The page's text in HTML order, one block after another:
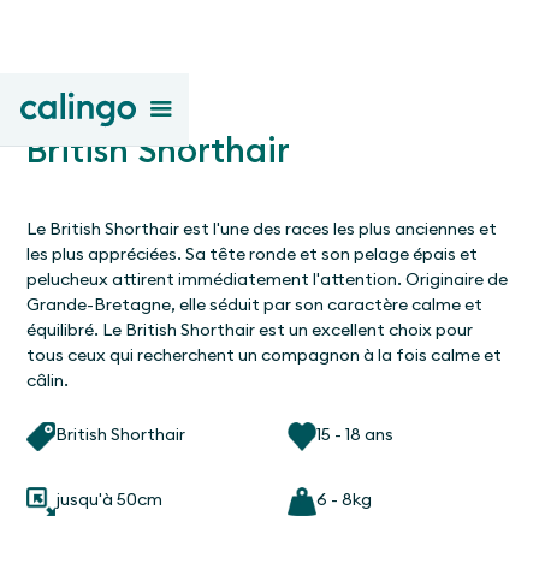
British Shorthair
Le British Shorthair est l'une des races les plus anciennes et
les plus appréciées. Sa tête ronde et son pelage épais et
pelucheux attirent immédiatement l'attention. Originaire de
Grande-Bretagne, elle séduit par son caractère calme et
équilibré. Le British Shorthair est un excellent choix pour
tous ceux qui recherchent un compagnon à la fois calme et
câlin.
British Shorthair 15 - 18 ans
jusqu'à 50cm 6 - 8kg